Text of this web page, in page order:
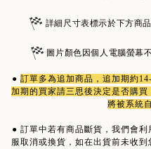
詳細尺寸表標示於下方商
圖片顏色因個人電腦螢幕
● 訂單多為追加商品 ，追加期約
加期的買家請三思後決定是否購
將被系統
● 訂單中若有商品斷貨，我們會
服取消或換貨，如在出貨前未收